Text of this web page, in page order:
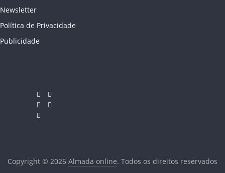
Newsletter
Política de Privacidade
Publicidade
Copyright © 2026 Almada online. Todos os direitos reservados